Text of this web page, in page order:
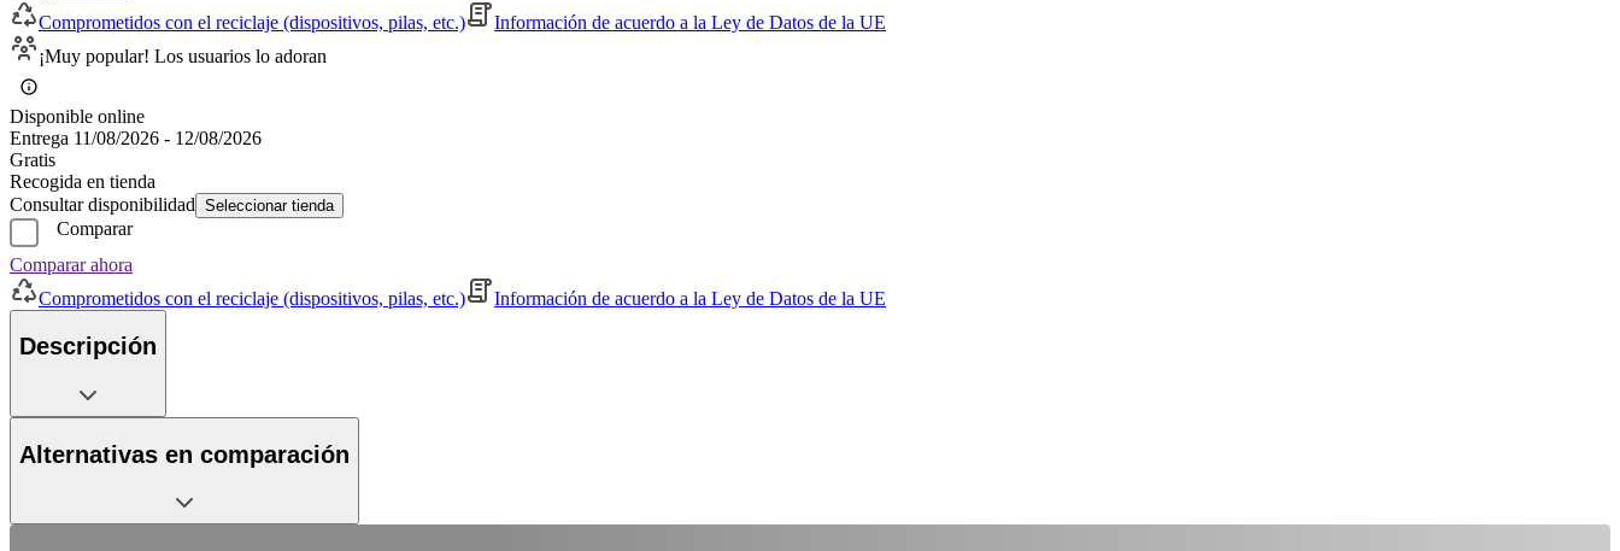
Comprometidos con el reciclaje (dispositivos, pilas, etc.)
Información de acuerdo a la Ley de Datos de la UE
¡Muy popular! Los usuarios lo adoran
Disponible online
Entrega 11/08/2026 - 12/08/2026
Gratis
Recogida en tienda
Consultar disponibilidad Seleccionar tienda
Comparar
Comparar ahora
Comprometidos con el reciclaje (dispositivos, pilas, etc.)
Información de acuerdo a la Ley de Datos de la UE
Descripción
Alternativas en comparación